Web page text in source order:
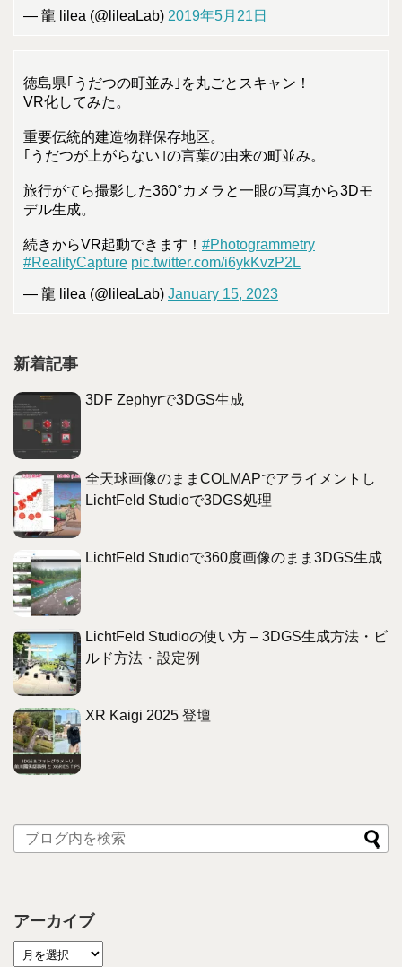
— 龍 lilea (@lileaLab) 2019年5月21日
徳島県｢うだつの町並み｣を丸ごとスキャン！
VR化してみた。
重要伝統的建造物群保存地区。
｢うだつが上がらない｣の言葉の由来の町並み。
旅行がてら撮影した360°カメラと一眼の写真から3Dモ
デル生成。
続きからVR起動できます！ #Photogrammetry
#RealityCapture pic.twitter.com/i6ykKvzP2L
— 龍 lilea (@lileaLab) January 15, 2023
新着記事
3DF Zephyrで3DGS生成
全天球画像のままCOLMAPでアライメントし
LichtFeld Studioで3DGS処理
LichtFeld Studioで360度画像のまま3DGS生成
LichtFeld Studioの使い方 – 3DGS生成方法・ビ
ルド方法・設定例
XR Kaigi 2025 登壇
アーカイブ